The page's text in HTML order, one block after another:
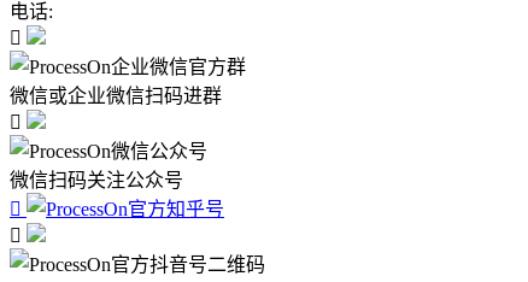
电话:

微信或企业微信扫码进群

微信扫码关注公众号

